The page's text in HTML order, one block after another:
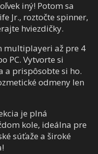
iný! Potom sa
Jr., roztočte spinner,
hviezdičky.
multiplayeri až pre 4
PC. Vytvorte si
a prispôsobte si ho.
odmeny len
je plná
kole, ideálna pre
súťaže a široké